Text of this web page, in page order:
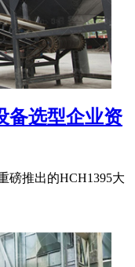
备选型企业资
磅推出的HCH1395大